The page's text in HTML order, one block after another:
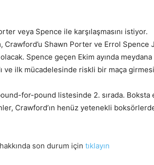
veya Spence ile karşılaşmasını istiyor.
Crawford’u Shawn Porter ve Errol
Spence geçen Ekim ayında
ve ilk mücadelesinde riskli bir maça
for-pound listesinde 2. sırada.
Crawford’ın henüz yetenekli
son durum için tıklayın